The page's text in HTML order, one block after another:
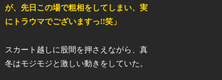
が、先日この場で粗相をしてしまい、実
にトラウマでございますっ!!笑」
スカート越しに股間を押さえながら、真
冬はモジモジと激しい動きをしていた。